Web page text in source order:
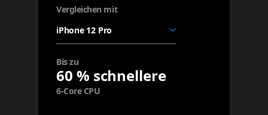
Vergleichen mitdeinem
Bis zu
60 % schnellere
6‑Core CPU